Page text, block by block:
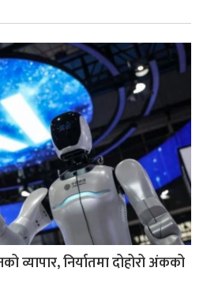
व्यापार, निर्यातमा दोहोरो अंकको